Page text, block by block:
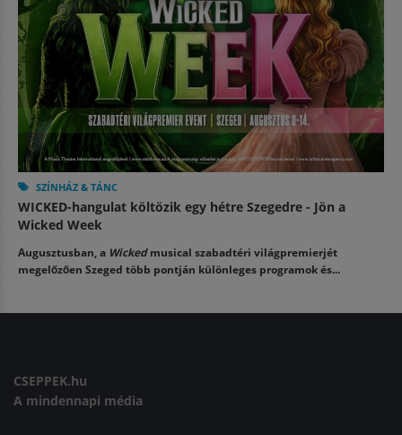
SZÍNHÁZ & TÁNC
WICKED-hangulat költözik egy hétre Szegedre - Jön a
Wicked Week
Augusztusban, a Wickedmusical szabadtéri világpremierjét
megelőzően Szeged több pontján különleges programok és...
CSEPPEK.hu
A mindennapi média